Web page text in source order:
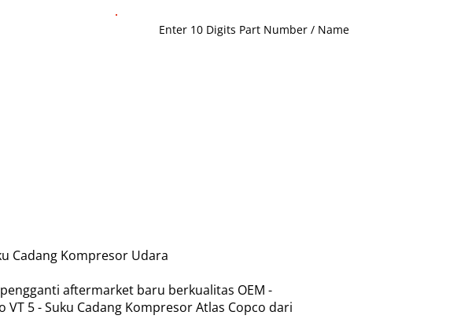
Cadang Kompresor Udara
aftermarket baru berkualitas OEM -
5 - Suku Cadang Kompresor Atlas Copco dari